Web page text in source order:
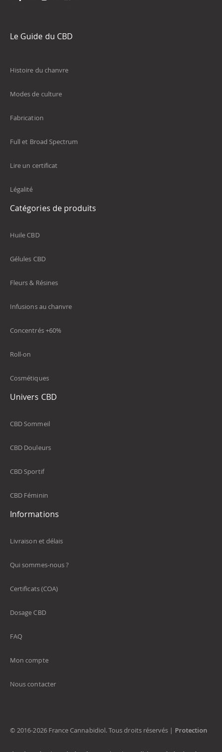
Le Guide du CBD
Histoire du chanvre
Modes de culture
Fabrication
Full et Broad Spectrum
Lire un certificat
Légalité
Catégories de produits
Huile CBD
Gélules CBD
Fleurs & Résines
Infusions au chanvre
Concentrés +60%
Roll-on
Cosmétiques
Univers CBD
CBD Sommeil
CBD Douleurs
CBD Sportif
CBD Féminin
Informations
Livraison et délais
Qui sommes-nous ?
Certificats (COA)
Dosage CBD
FAQ
Mon compte
Nous contacter
© 2016-2026 France Cannabidiol. Tous droits réservés | Protection